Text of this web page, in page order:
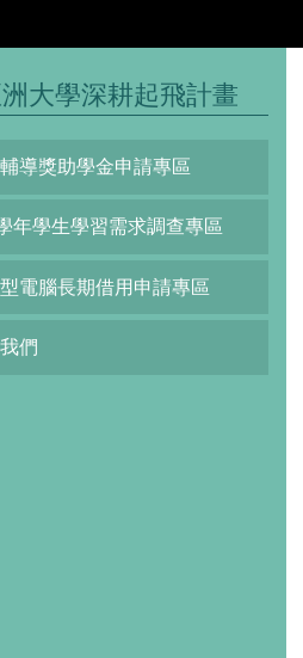
大學深耕起飛計畫
導獎助學金申請專區
年學生學習需求調查專區
電腦長期借用申請專區
們